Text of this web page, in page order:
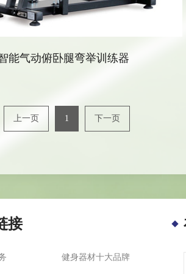
能气动俯卧腿弯举训练器
上一页 1 下一页
接
健身器材十大品牌